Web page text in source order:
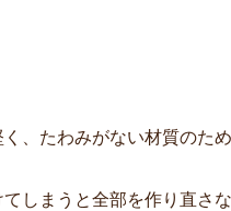
、たわみがない材質のた
しまうと全部を作り直さ